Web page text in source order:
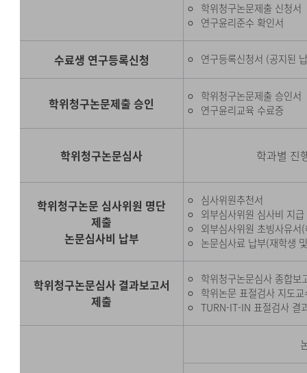
학위청구논문제출 신청서
연구윤리준수 확인서
수료생 연구등록신청 연구등록신청서 (공지된
학위청구논문제출 승인
학위청구논문제출 승인서
연구윤리교육 수료증
학위청구논문심사 학과별 진
학위청구논문 심사위원 명단
제출
논문심사비 납부
심사위원추천서
외부심사위원 심사비 지
외부심사위원 초빙사유서
논문심사료 납부(재학생
학위청구논문심사 결과보고서
제출
학위청구논문심사 종합보
학위논문 표절검사 지도
TURN-IT-IN 표절검사 결